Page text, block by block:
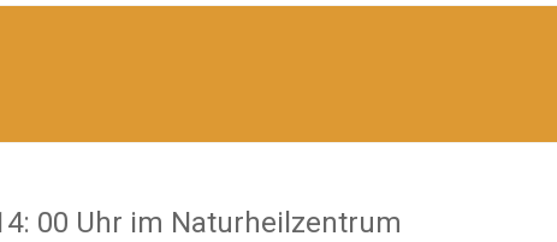
00 Uhr im Naturheilzentrum